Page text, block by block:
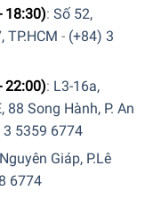
Tiên Tiến
sẽ bị ảnh hưởng
nào. Với hệ thống
350.35.SB giúp
hệ thống xay, vì
cà phê mới xay.
18:30): Số 52,
TP.HCM - (+84) 3
22:00): L3-16a,
88 Song Hành, P. An
3 5359 6774
Giáp, P.Lê
6774